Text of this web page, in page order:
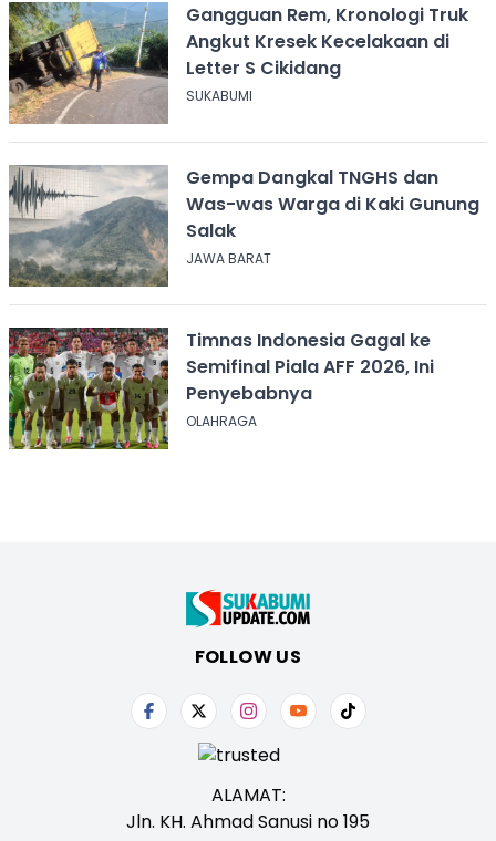
Gangguan Rem, Kronologi Truk
Angkut Kresek Kecelakaan di
Letter S Cikidang
SUKABUMI
Gempa Dangkal TNGHS dan
Was-was Warga di Kaki Gunung
Salak
JAWA BARAT
Timnas Indonesia Gagal ke
Semifinal Piala AFF 2026, Ini
Penyebabnya
OLAHRAGA
FOLLOW US
ALAMAT:
Jln. KH. Ahmad Sanusi no 195